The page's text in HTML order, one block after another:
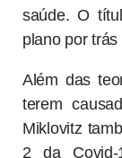
saúde. O
plano por trás
Além das
terem
Miklovitz
2 da